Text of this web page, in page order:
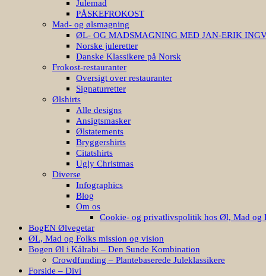
Julemad
PÅSKEFROKOST
Mad- og ølsmagning
ØL- OG MADSMAGNING MED JAN-ERIK
Norske juleretter
Danske Klassikere på Norsk
Frokost-restauranter
Oversigt over restauranter
Signaturretter
Ølshirts
Alle designs
Ansigtsmasker
Ølstatements
Bryggershirts
Citatshirts
Ugly Christmas
Diverse
Infographics
Blog
Om os
Cookie- og privatlivspolitik hos Øl, Mad og
BogEN Ølvegetar
ØL, Mad og Folks mission og vision
Bogen Øl i Kålrabi – Den Sunde Kombination
Crowdfunding – Plantebaserede Juleklassikere
Forside – Divi